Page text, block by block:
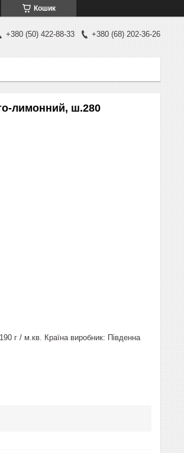
Кошик
+380 (50) 422-88-33 +380 (68) 202-36-26
лимонний, ш.280
г / м.кв. Країна виробник: Південна